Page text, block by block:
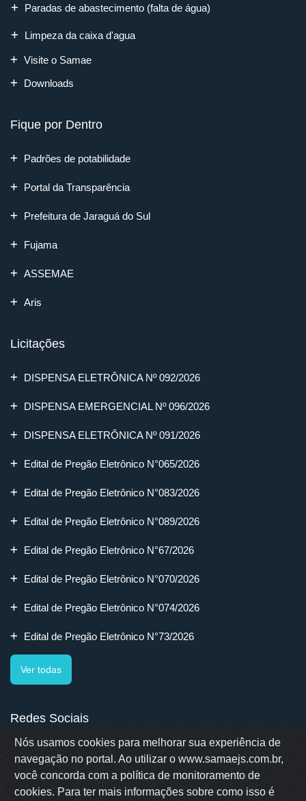
Nós usamos cookies para melhorar sua experiência de
navegação no portal. Ao utilizar o www.samaejs.com.br,
você concorda com a política de monitoramento de
cookies. Para ter mais informações sobre como isso é
Paradas de abastecimento (falta de água)
Limpeza da caixa d'agua
Visite o Samae
Downloads
Fique por Dentro
Padrões de potabilidade
Portal da Transparência
Prefeitura de Jaraguá do Sul
Fujama
ASSEMAE
Aris
Licitações
DISPENSA ELETRÔNICA Nº 092/2026
DISPENSA EMERGENCIAL Nº 096/2026
DISPENSA ELETRÔNICA Nº 091/2026
Edital de Pregão Eletrônico N°065/2026
Edital de Pregão Eletrônico N°083/2026
Edital de Pregão Eletrônico N°089/2026
Edital de Pregão Eletrônico N°67/2026
Edital de Pregão Eletrônico N°070/2026
Edital de Pregão Eletrônico N°074/2026
Edital de Pregão Eletrônico N°73/2026
Ver todas
Redes Sociais
Rua Erwino Menegotti, 478 - Bairro Água Verde - Jaraguá do Sul